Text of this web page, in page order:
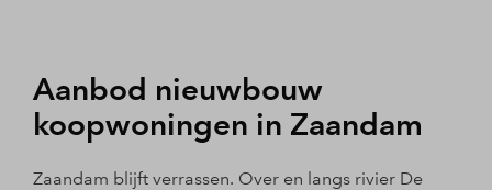
Aanbod nieuwbouw
koopwoningen in Zaandam
Zaandam blijft verrassen. Over en langs rivier De